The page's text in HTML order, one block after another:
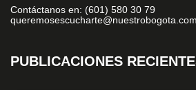
Contáctanos en: (601) 580 30 79
queremosescucharte@nuestrobogota.com
PUBLICACIONES